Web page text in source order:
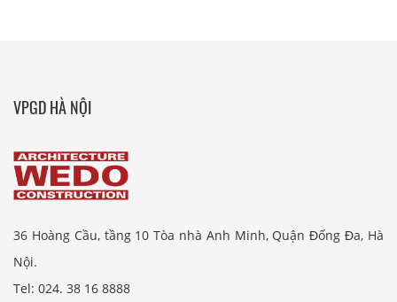
VPGD HÀ NỘI
36 Hoàng Cầu, tầng 10 Tòa nhà Anh Minh, Quận Đống Đa, Hà
Nội.
Tel: 024. 38 16 8888